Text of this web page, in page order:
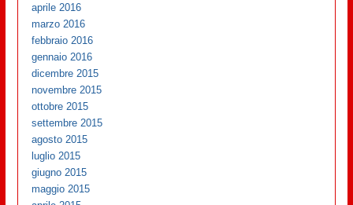
aprile 2016
marzo 2016
febbraio 2016
gennaio 2016
dicembre 2015
novembre 2015
ottobre 2015
settembre 2015
agosto 2015
luglio 2015
giugno 2015
maggio 2015